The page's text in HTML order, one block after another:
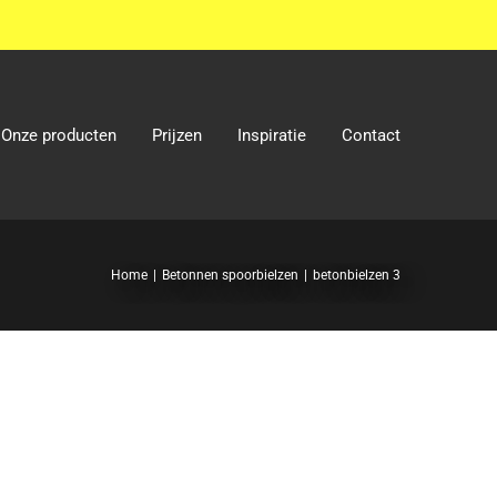
Onze producten Prijzen Inspiratie Contact
Home Betonnen spoorbielzen betonbielzen 3